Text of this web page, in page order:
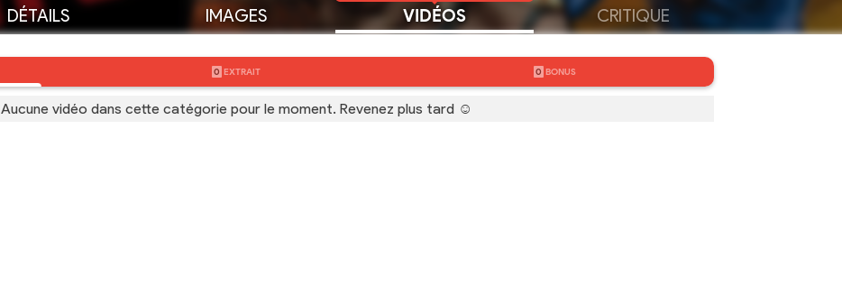
DÉTAILS IMAGES VIDÉOS CRITIQUE
0 EXTRAIT 0 BONUS
Aucune vidéo dans cette catégorie pour le moment. Revenez plus tard ☺